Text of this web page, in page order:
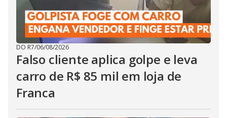
DO R7/06/08/2026
Falso cliente aplica golpe e leva
carro de R$ 85 mil em loja de
Franca